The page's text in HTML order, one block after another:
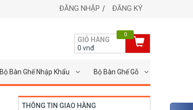
ĐĂNG NHẬP ĐĂNG KÝ
GIỎ HÀNG
0 vnđ
0
Bộ Bàn Ghế Nhập Khẩu Bộ Bàn Ghế Gỗ
THÔNG TIN GIAO HÀNG